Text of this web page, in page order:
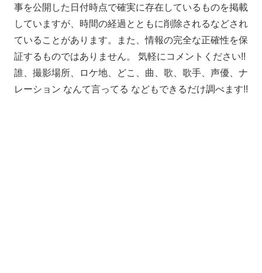
事を公開した日付時点で確実に存在しているものを掲載
していますが、時間の経過とともに削除されるなどされ
ていることがあります。また、情報の完全な正確性を保
証するものではありません。 気軽にコメントください!!
誰、撮影場所、ロケ地、どこ、曲、歌、歌手、声優、ナ
レーション なんて言ってる などもできるだけ調べます!!